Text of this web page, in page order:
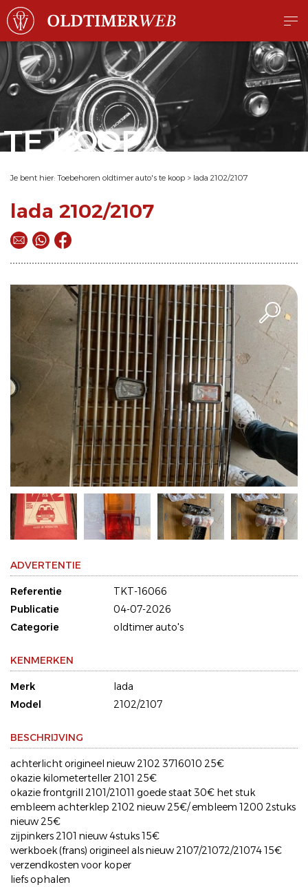
TE KOOP
Je bent hier: Toebehoren oldtimer auto's te koop > lada 2102/2107
lada 2102/2107
ADVERTENTIE
Referentie
TKT-16066
Publicatie
04-07-2026
Categorie
oldtimer auto's
KENMERKEN
Merk
lada
Model
2102/2107
BESCHRIJVING
achterlicht origineel nieuw 2102 3716010 25€
okazie kilometerteller 2101 25€
okazie frontgrill 2101/21011 goede staat 30€ het stuk
embleem achterklep 2102 nieuw 25€/ embleem 1200 2stuks
nieuw 25€
zijpinkers 2101 nieuw 4stuks 15€
werkboek (frans) origineel als nieuw 2107/21072/21074 15€
verzendkosten voor koper
liefs ophalen